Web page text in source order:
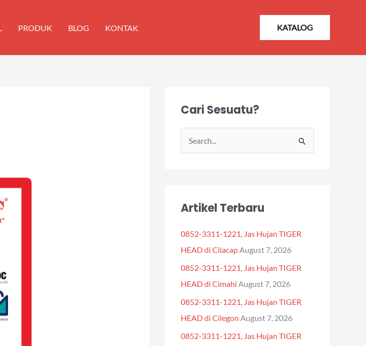
PRODUK BLOG KONTAK KATALOG
Cari Sesuatu?
c
f
o
r
:
Artikel Terbaru
0852-3311-1221, Jas Hujan TIGER
HEAD di CilacapAugust 7, 2026
0852-3311-1221, Jas Hujan TIGER
HEAD di Cimahi August 7, 2026
0852-3311-1221, Jas Hujan TIGER
HEAD di Cilegon August 7, 2026
0852-3311-1221, Jas Hujan TIGER